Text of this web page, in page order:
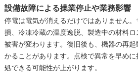
設備故障による操業停止や業務影響
停電は電気が消えるだけではありません
損、冷凍冷蔵の温度逸脱、製造中の材料
被害が変わります。復旧後も、機器の再
かることがあります。点検で異常を早め
処できる可能性が上がります。